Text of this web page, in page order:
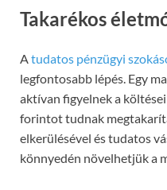
Takarékos
Atudatos pénzügyi
legfontosabb lépés. Egy
aktívan figyelnek a
forintot tudnak
elkerülésével és tudatos
könnyedén növelhetjük a